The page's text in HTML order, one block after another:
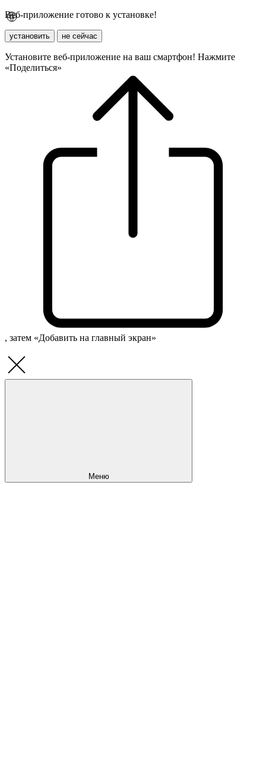
Веб-приложение готово к установке!
установить не сейчас
Установите веб-приложение на ваш смартфон! Нажмите
«Поделиться»
, затем «Добавить на главный экран»
Меню